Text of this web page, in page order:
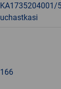
KA1735204001/
uchastkasi
166